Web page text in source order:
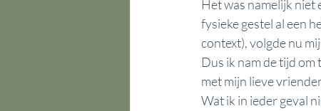
Het was namelijk niet
fysieke gestel al een
context), volgde nu
Dus ik nam de tijd
met mijn lieve
Wat ik in ieder geval